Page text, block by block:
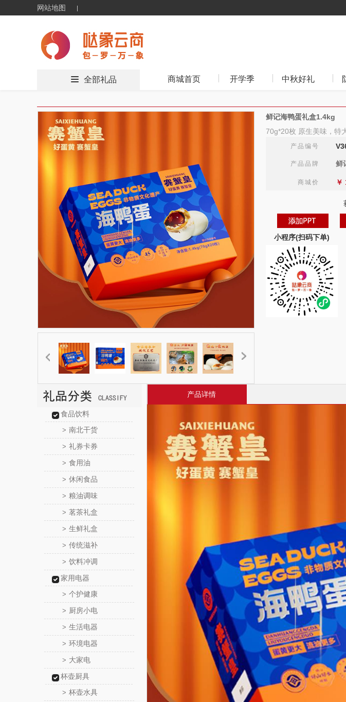
网站地图
全部礼品 商城首页 开学季 中秋好礼
鲜记海鸭蛋礼盒1.4kg
70g*20枚 原生美味，特
产品编号
产品品牌 鲜
商城价 ￥
小程序(扫码下单)
食品饮料
> 南北干货
> 礼券卡券
> 食用油
> 休闲食品
> 粮油调味
> 茗茶礼盒
> 生鲜礼盒
> 传统滋补
> 饮料冲调
家用电器
> 个护健康
> 厨房小电
> 生活电器
> 环境电器
> 大家电
杯壶厨具
> 杯壶水具
产品详情